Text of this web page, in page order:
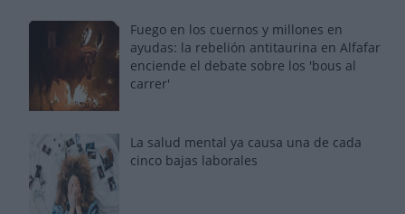
Fuego en los cuernos y millones en
ayudas: la rebelión antitaurina en Alfafar
enciende el debate sobre los 'bous al
carrer'
La salud mental ya causa una de cada
cinco bajas laborales